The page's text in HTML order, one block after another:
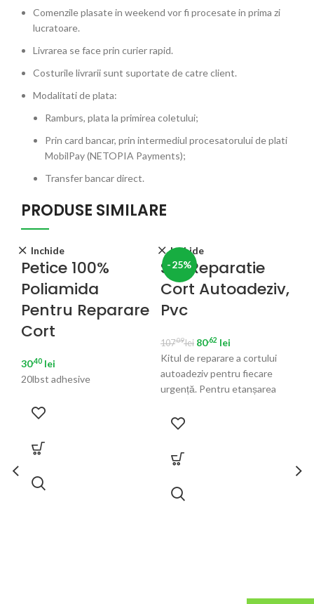
Comenzile plasate in weekend vor fi procesate in prima zi
lucratoare.
Livrarea se face prin curier rapid.
Costurile livrarii sunt suportate de catre client.
Modalitati de plata:
Ramburs, plata la primirea coletului;
Prin card bancar, prin intermediul procesatorului de plati
MobilPay (NETOPIA Payments);
Transfer bancar direct.
PRODUSE SIMILARE
Inchide
Petice 100%
Poliamida
Pentru Reparare
Cort
30.40 lei
20lbst adhesive
-25%
Inchide
Set Reparatie
Cort Autoadeziv,
Pvc
107.09lei 80.62 lei
Kitul de reparare a cortului
autoadeziv pentru fiecare
urgență. Pentru etanșarea
materialul cortului și folie. Tip